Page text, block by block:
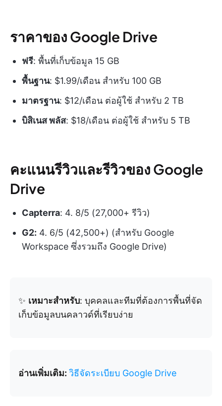
ราคาของ Google Drive
ฟรี: พื้นที่เก็บข้อมูล 15 GB
พื้นฐาน: $1.99/เดือน สำหรับ 100 GB
มาตรฐาน: $12/เดือน ต่อผู้ใช้ สำหรับ 2 TB
บิสิเนส พลัส: $18/เดือน ต่อผู้ใช้ สำหรับ 5 TB
คะแนนรีวิวและรีวิวของ Google
Drive
Capterra: 4. 8/5 (27,000+ รีวิว)
G2: 4. 6/5 (42,500+) (สำหรับ Google
Workspace ซึ่งรวมถึง Google Drive)
✨ เหมาะสำหรับ: บุคคลและทีมที่ต้องการพื้นที่จัด
เก็บข้อมูลบนคลาวด์ที่เรียบง่าย
อ่านเพิ่มเติม: วิธีจัดระเบียบ Google Drive